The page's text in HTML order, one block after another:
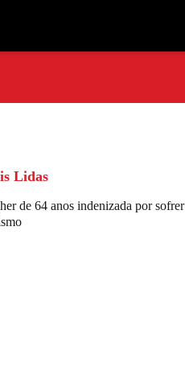
Lidas
de 64 anos indenizada por sofrer